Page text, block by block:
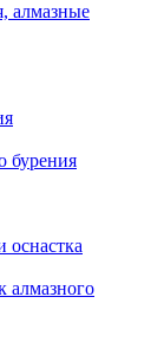
алмазные
бурения
оснастка
алмазного